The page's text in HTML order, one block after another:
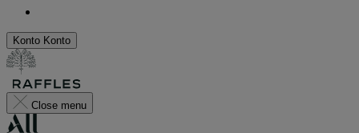
Konto Konto
Close menu